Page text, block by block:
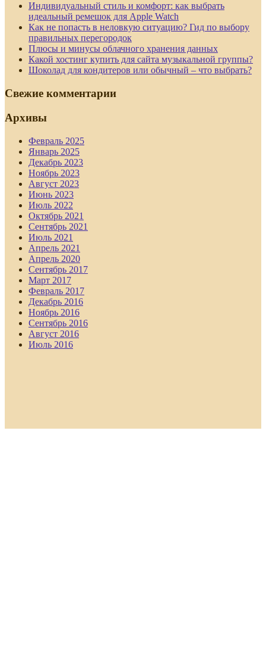
Индивидуальный стиль и комфорт: как выбрать
идеальный ремешок для Apple Watch
Как не попасть в неловкую ситуацию? Гид по выбору
правильных перегородок
Плюсы и минусы облачного хранения данных
Какой хостинг купить для сайта музыкальной группы?
Шоколад для кондитеров или обычный – что выбрать?
Свежие комментарии
Архивы
Февраль 2025
Январь 2025
Декабрь 2023
Ноябрь 2023
Август 2023
Июнь 2023
Июль 2022
Октябрь 2021
Сентябрь 2021
Июль 2021
Апрель 2021
Апрель 2020
Сентябрь 2017
Март 2017
Февраль 2017
Декабрь 2016
Ноябрь 2016
Сентябрь 2016
Август 2016
Июль 2016